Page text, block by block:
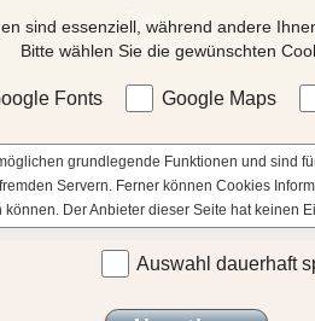
Freitag
7:45 Uhr − 12:00 Uhr und
sind essenziell, während andere
Bitte wählen Sie die gewünschten
Fonts Google Maps
grundlegende Funktionen und sind
Servern. Ferner können Cookies
können. Der Anbieter dieser Seite hat keinen
Auswahl dauerhaft